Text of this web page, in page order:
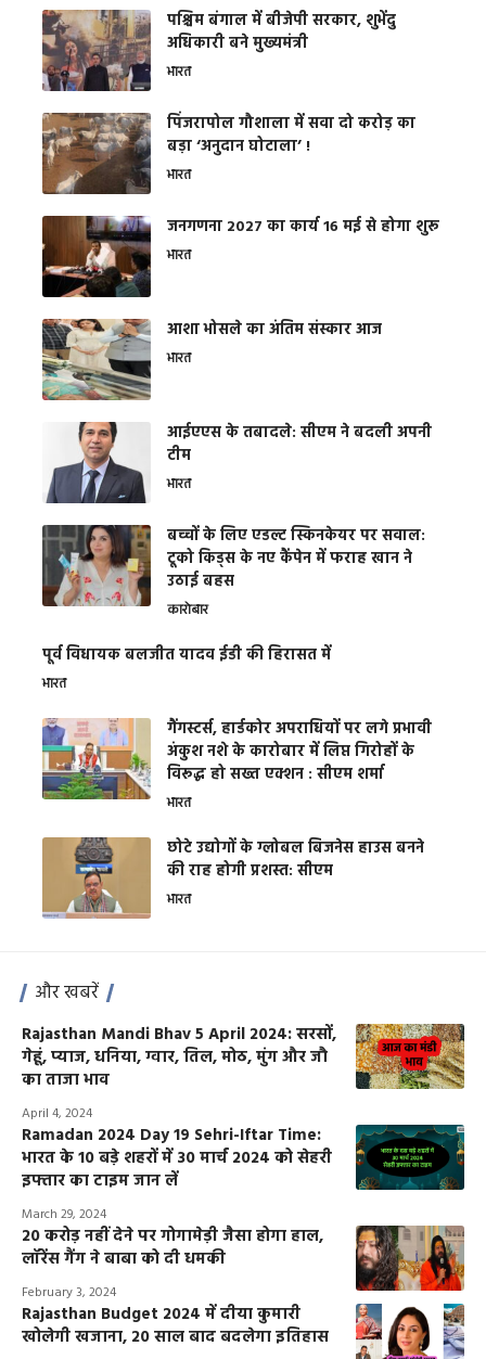
पश्चिम बंगाल में बीजेपी सरकार, शुभेंदु
अधिकारी बने मुख्यमंत्री
भारत
​पिंजरापोल गौशाला में सवा दो करोड़ का
बड़ा ‘अनुदान घोटाला’ !
भारत
जनगणना 2027 का कार्य 16 मई से होगा शुरू
भारत
आशा भोसले का अंतिम संस्कार आज
भारत
आईएएस के तबादले: सीएम ने बदली अपनी
टीम
भारत
बच्चों के लिए एडल्ट स्किनकेयर पर सवाल:
टूको किड्स के नए कैंपेन में फराह खान ने
उठाई बहस
कारोबार
पूर्व विधायक बलजीत यादव ईडी की हिरासत में
भारत
गैंगस्टर्स, हार्डकोर अपराधियों पर लगे प्रभावी
अंकुश नशे के कारोबार में लिप्त गिरोहों के
विरूद्ध हो सख्त एक्शन : सीएम शर्मा
भारत
छोटे उद्योगों के ग्लोबल बिजनेस हाउस बनने
की राह होगी प्रशस्त: सीएम
भारत
और खबरें
Rajasthan Mandi Bhav 5 April 2024: सरसों,
गेहूं, प्याज, धनिया, ग्वार, तिल, मोठ, मुंग और जौ
का ताजा भाव
April 4, 2024
Ramadan 2024 Day 19 Sehri-Iftar Time:
भारत के 10 बड़े शहरों में 30 मार्च 2024 को सेहरी
इफ्तार का टाइम जान लें
March 29, 2024
20 करोड़ नहीं देने पर गोगामेड़ी जैसा होगा हाल,
लॉरेंस गैंग ने बाबा को दी धमकी
February 3, 2024
Rajasthan Budget 2024 में दीया कुमारी
खोलेगी खजाना, 20 साल बाद बदलेगा इतिहास